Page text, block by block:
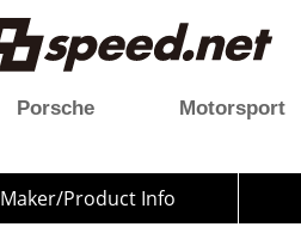
Porsche Motorsport
Maker/Product Info